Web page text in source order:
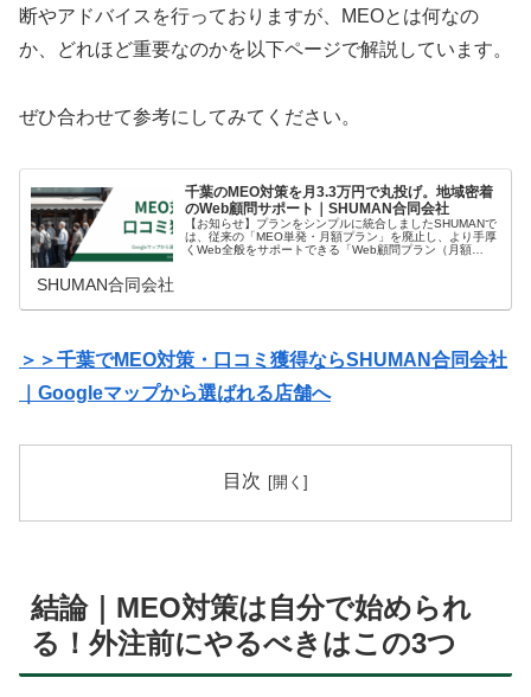
断やアドバイスを行っておりますが、MEOとは何なの
か、どれほど重要なのかを以下ページで解説しています。
ぜひ合わせて参考にしてみてください。
千葉のMEO対策を月3.3万円で丸投げ。地域密着
のWeb顧問サポート｜SHUMAN合同会社
【お知らせ】プランをシンプルに統合しましたSHUMANで
は、従来の「MEO単発・月額プラン」を廃止し、より手厚
くWeb全般をサポートできる「Web顧問プラン（月額
SHUMAN合同会社
＞＞千葉でMEO対策・口コミ獲得ならSHUMAN合同会社
｜Googleマップから選ばれる店舗へ
目次
結論｜MEO対策は自分で始められ
る！外注前にやるべきはこの3つ